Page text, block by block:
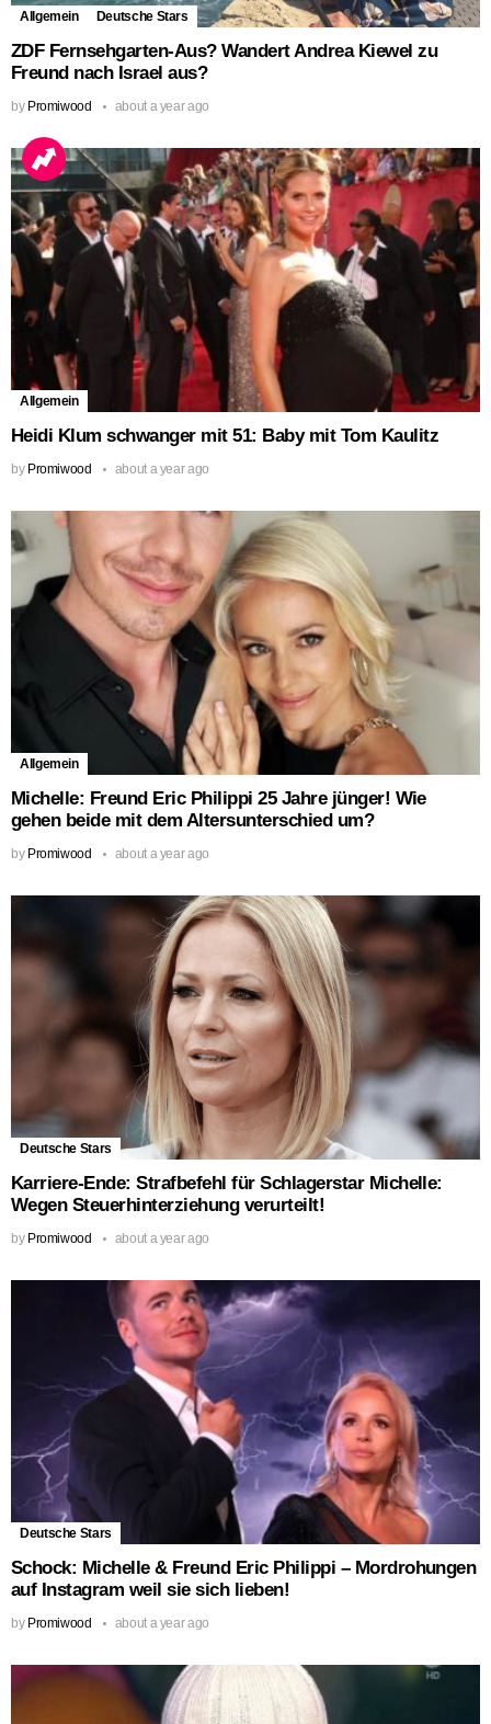
Allgemein Deutsche Stars
ZDF Fernsehgarten-Aus? Wandert Andrea Kiewel zu
Freund nach Israel aus?
by Promiwood about a year ago
Allgemein
Heidi Klum schwanger mit 51: Baby mit Tom Kaulitz
by Promiwood about a year ago
Allgemein
Michelle: Freund Eric Philippi 25 Jahre jünger! Wie
gehen beide mit dem Altersunterschied um?
by Promiwood about a year ago
Deutsche Stars
Karriere-Ende: Strafbefehl für Schlagerstar Michelle:
Wegen Steuerhinterziehung verurteilt!
by Promiwood about a year ago
Deutsche Stars
Schock: Michelle & Freund Eric Philippi – Mordrohungen
auf Instagram weil sie sich lieben!
by Promiwood about a year ago